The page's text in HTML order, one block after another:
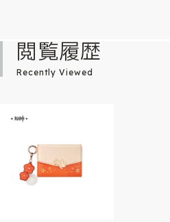
閲覧履歴
Recently Viewed